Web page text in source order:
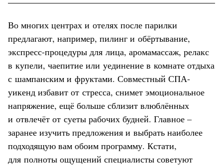
Во многих центрах и отелях после парилки
предлагают, например, пилинг и обёртывание,
экспресс-процедуры для лица, аромамассаж, релакс
в купели, чаепитие или уединение в комнате отдыха
с шампанским и фруктами. Совместный СПА-
уикенд избавит от стресса, снимет эмоциональное
напряжение, ещё больше сблизит влюблённых
и отвлечёт от суеты рабочих будней. Главное –
заранее изучить предложения и выбрать наиболее
подходящую вам обоим программу. Кстати,
для полноты ощущений специалисты советуют